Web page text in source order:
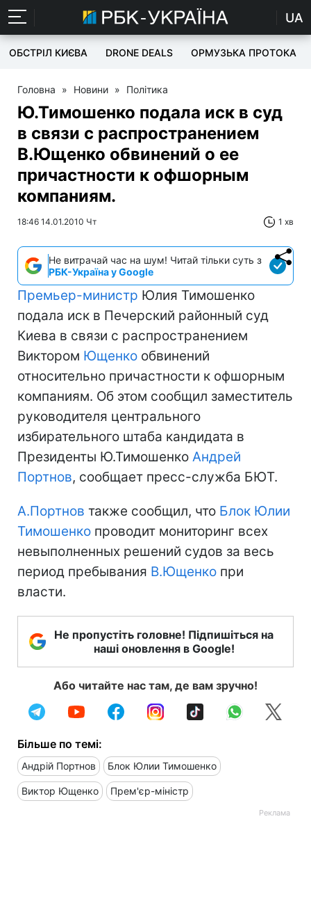
UA
ОБСТРІЛ КИЄВА DRONE DEALS ОРМУЗЬКА ПРОТОКА
Головна » Новини » Політика
Ю.Тимошенко подала иск в суд
в связи с распространением
В.Ющенко обвинений о ее
причастности к офшорным
компаниям.
18:46 14.01.2010 Чт 1 хв
Не витрачай час на шум! Читай тільки суть з
РБК-Україна у Google
Премьер-министр Юлия Тимошенко
подала иск в Печерский районный суд
Киева в связи с распространением
Виктором Ющенко обвинений
относительно причастности к офшорным
компаниям. Об этом сообщил заместитель
руководителя центрального
избирательного штаба кандидата в
Президенты Ю.Тимошенко Андрей
Портнов, сообщает пресс-служба БЮТ.
А.Портнов также сообщил, что Блок Юлии
Тимошенко проводит мониторинг всех
невыполненных решений судов за весь
период пребывания В.Ющенко при
власти.
Не пропустіть головне! Підпишіться на
наші оновлення в Google!
Або читайте нас там, де вам зручно!
Більше по темі:
Андрій Портнов Блок Юлии Тимошенко
Виктор Ющенко Прем'єр-міністр